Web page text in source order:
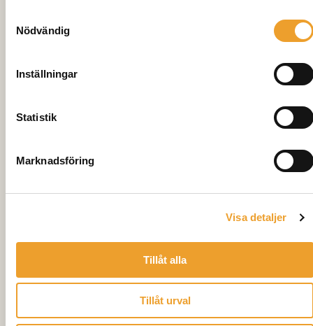
Nödvändig
Inställningar
Statistik
Marknadsföring
Visa detaljer
Tillåt alla
Tillåt urval
1/2
BRF Kamomillen, Åhus
Antal bostäder 20